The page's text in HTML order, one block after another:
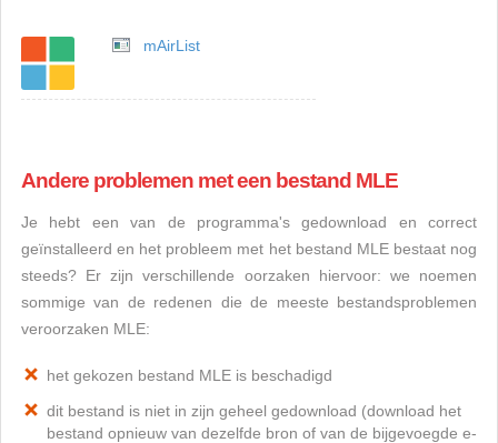
mAirList
Andere problemen met een bestand MLE
Je hebt een van de programma's gedownload en correct
geïnstalleerd en het probleem met het bestand MLE bestaat nog
steeds? Er zijn verschillende oorzaken hiervoor: we noemen
sommige van de redenen die de meeste bestandsproblemen
veroorzaken MLE:
het gekozen bestand MLE is beschadigd
dit bestand is niet in zijn geheel gedownload (download het
bestand opnieuw van dezelfde bron of van de bijgevoegde e-